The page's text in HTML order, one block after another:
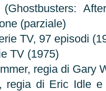
(Ghostbusters:
(parziale)
TV, 97 episodi
TV (1975)
regia di Gary
regia di Eric Idle